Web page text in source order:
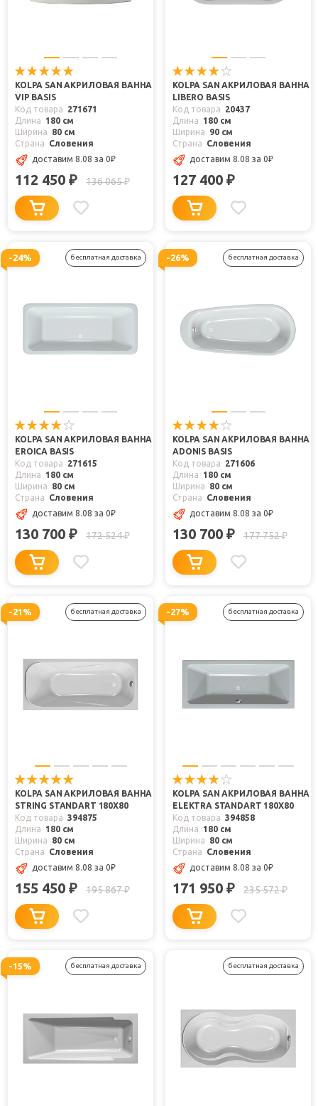
KOLPA SAN АКРИЛОВАЯ ВАННА
VIP BASIS
Код товара
271671
Длина
180 см
Ширина
80 см
Страна
Словения
доставим 8.08 за 0₽
112 450 ₽ 136 065₽
KOLPA SAN АКРИЛОВАЯ ВАННА
LIBERO BASIS
Код товара
20437
Длина
180 см
Ширина
90 см
Страна
Словения
доставим 8.08 за 0₽
127 400 ₽
-24% бесплатная доставка
KOLPA SAN АКРИЛОВАЯ ВАННА
EROICA BASIS
Код товара
271615
Длина
180 см
Ширина
80 см
Страна
Словения
доставим 8.08 за 0₽
130 700 ₽ 172 524₽
-26% бесплатная доставка
KOLPA SAN АКРИЛОВАЯ ВАННА
ADONIS BASIS
Код товара
271606
Длина
180 см
Ширина
80 см
Страна
Словения
доставим 8.08 за 0₽
130 700 ₽ 177 752₽
-21% бесплатная доставка
KOLPA SAN АКРИЛОВАЯ ВАННА
STRING STANDART 180Х80
Код товара 394875
Длина
180 см
Ширина
80 см
Страна
Словения
доставим 8.08 за 0₽
155 450 ₽ 195 867₽
-27% бесплатная доставка
KOLPA SAN АКРИЛОВАЯ ВАННА
ELEKTRA STANDART 180X80
Код товара 394858
Длина
180 см
Ширина
80 см
Страна
Словения
доставим 8.08 за 0₽
171 950 ₽ 235 572₽
-15% бесплатная доставка бесплатная доставка